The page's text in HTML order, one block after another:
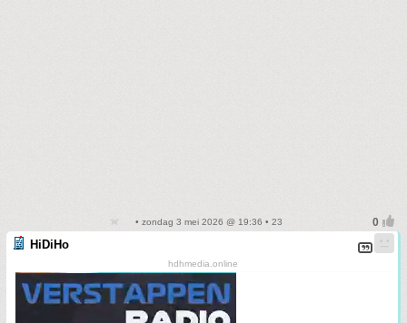
• zondag 3 mei 2026 @ 19:36 • 23
HiDiHo
hdhmedia.online